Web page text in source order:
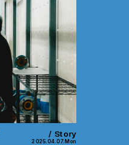
Story
2025.04.07.Mon